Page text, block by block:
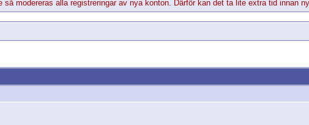
så modereras alla registreringar av nya konton. Därför kan det ta lite extra tid innan